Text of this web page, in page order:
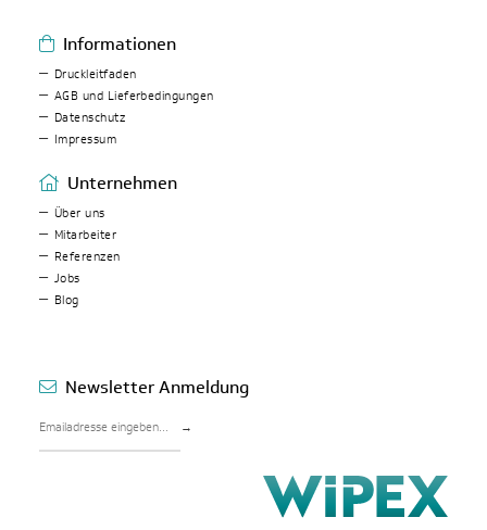
Informationen
Druckleitfaden
AGB und Lieferbedingungen
Datenschutz
Impressum
Unternehmen
Über uns
Mitarbeiter
Referenzen
Jobs
Blog
Newsletter Anmeldung
→